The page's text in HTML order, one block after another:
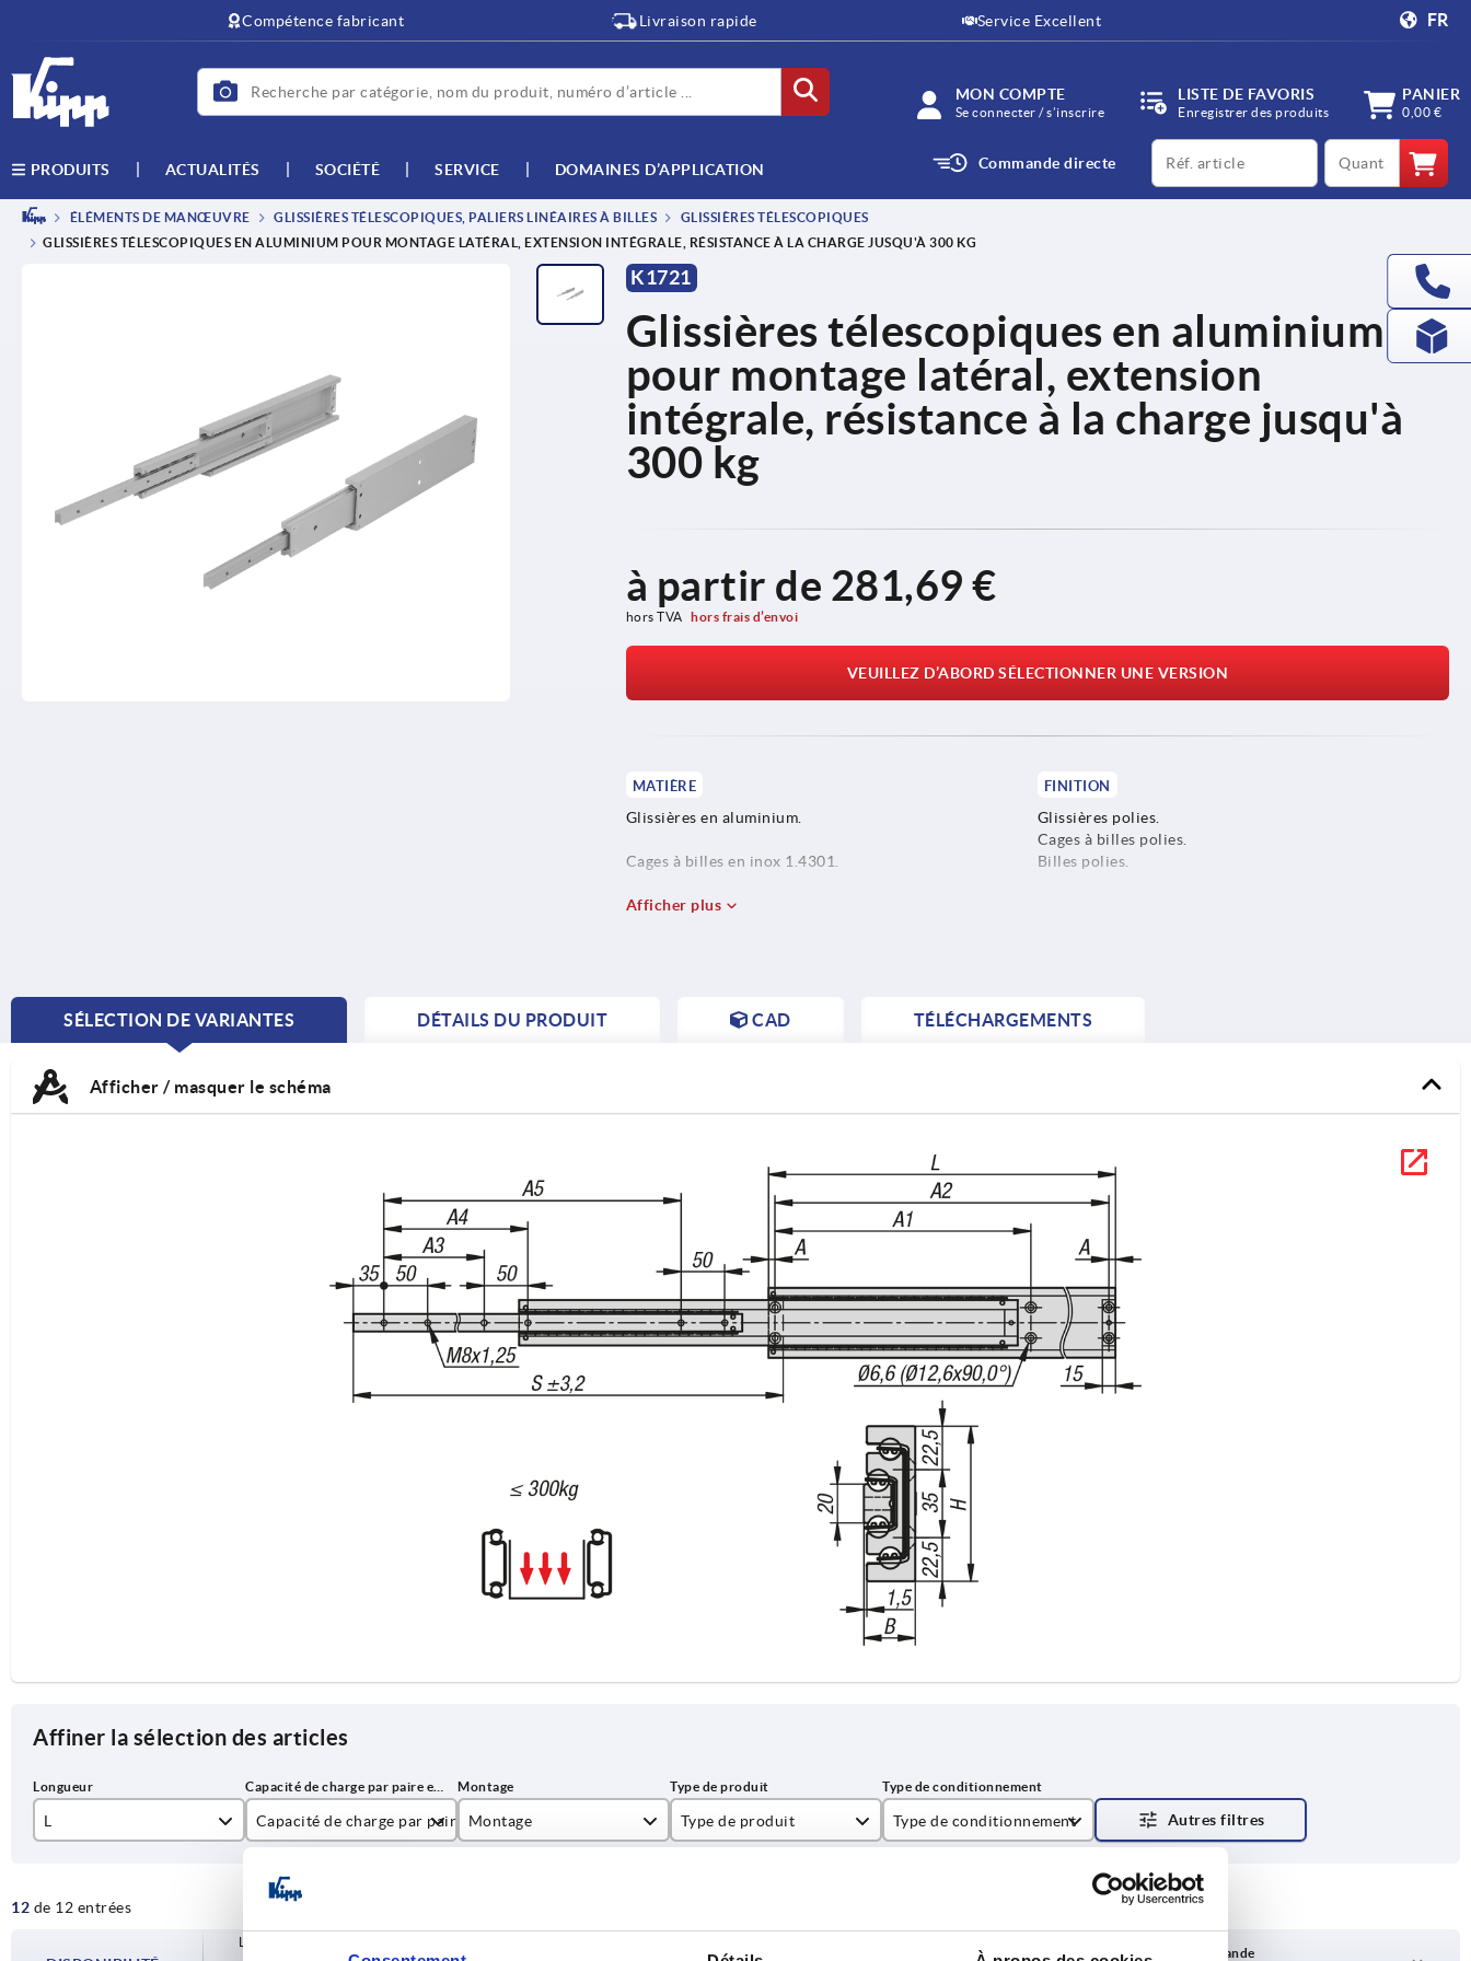
Compétence fabricant Livraison rapide Service Excellent FR
MON COMPTE
Se connecter / s’inscrire
LISTE DE FAVORIS
Enregistrer des produits
PANIER
0,00 €
PRODUITS ACTUALITÉS SOCIÉTÉ SERVICE DOMAINES D’APPLICATION Commande directe
productCode qty
ÉLÉMENTS DE MANŒUVRE GLISSIÈRES TÉLESCOPIQUES, PALIERS LINÉAIRES À BILLES
GLISSIÈRES TÉLESCOPIQUES
GLISSIÈRES TÉLESCOPIQUES EN ALUMINIUM POUR MONTAGE LATÉRAL, EXTENSION INTÉGRALE, RÉSISTANCE À LA CHARGE JUSQU'À 300 KG
K1721
Glissières télescopiques en aluminium
pour montage latéral, extension
intégrale, résistance à la charge jusqu'à
300 kg
à partir de 281,69 €
hors TVA hors frais d’envoi
VEUILLEZ D’ABORD SÉLECTIONNER UNE VERSION
MATIÈRE
Glissières en aluminium.
Cages à billes en inox 1.4301.
Billes en inox 1.4021.
FINITION
Glissières polies.
Cages à billes polies.
Billes polies.
Afficher plus
SÉLECTION DE VARIANTES
CURRENT
DÉTAILS DU PRODUIT CAD TÉLÉCHARGEMENTS
Afficher / masquer le schéma
Affiner la sélection des articles
L Capacité de charge par paire en kg
Montage Type de produit Type de conditionnement
12 de 12 entrées
Les disponibilités sont mises à jour plusieurs fois par jour à intervalles réguliers. La date
Délai de livraison sur demande